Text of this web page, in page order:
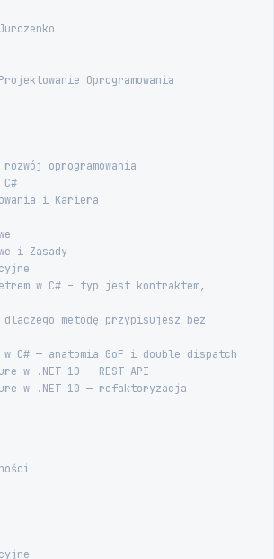
Oprogramowania
oprogramowania
i Kariera
i Zasady
w C# – typ jest kontraktem,
dlaczego metodę przypisujesz bez
C# — anatomia GoF i double dispatch
w .NET 10 — REST API
w .NET 10 — refaktoryzacja